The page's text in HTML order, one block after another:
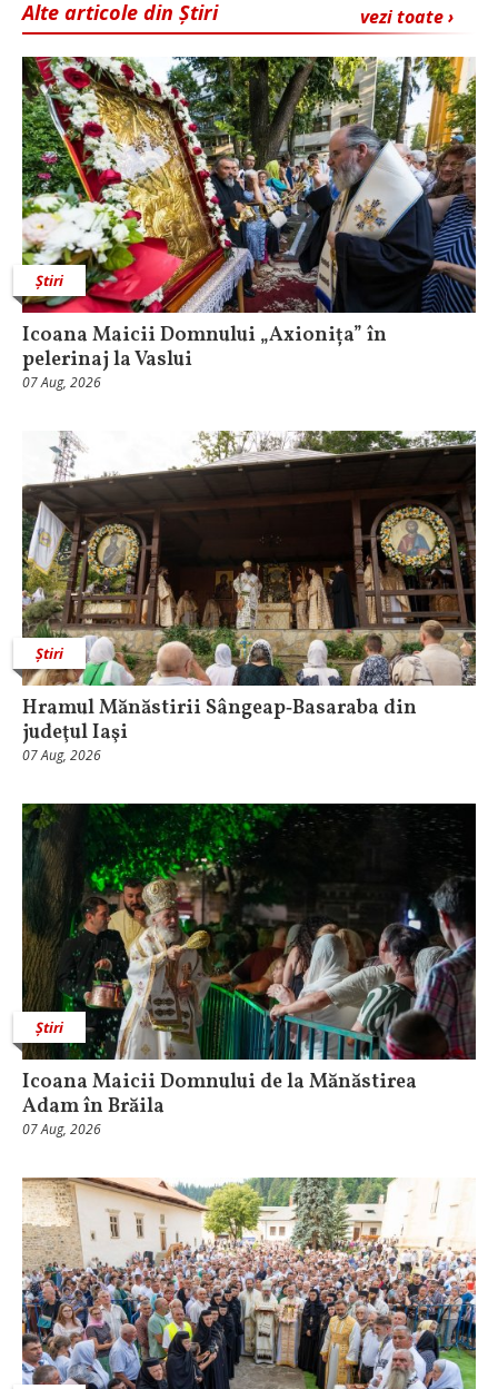
vezi toate ›
Alte articole din Știri
Știri
Icoana Maicii Domnului „Axionița” în
pelerinaj la Vaslui
07 Aug, 2026
Știri
Hramul Mănăstirii Sângeap‑Basaraba din
judeţul Iaşi
07 Aug, 2026
Știri
Icoana Maicii Domnului de la Mănăstirea
Adam în Brăila
07 Aug, 2026